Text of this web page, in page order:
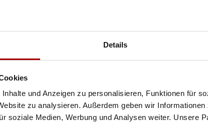
Details
und Anzeigen zu personalisieren, Funktionen für
zu analysieren. Außerdem geben wir
soziale Medien, Werbung und Analysen weiter. Unsere
gesucht!
wir mehrere Teams (insgesamt ca. 200 Personen) zur Unterstützung.
10.04.2026